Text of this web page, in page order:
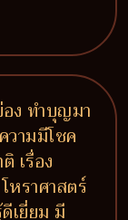
ง ทำบุญมา
วามมีโชค
เรื่อง
หราศาสตร์
เยี่ยม มี